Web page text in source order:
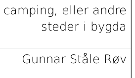
camping, eller andre
steder i bygda
Gunnar Ståle Røv